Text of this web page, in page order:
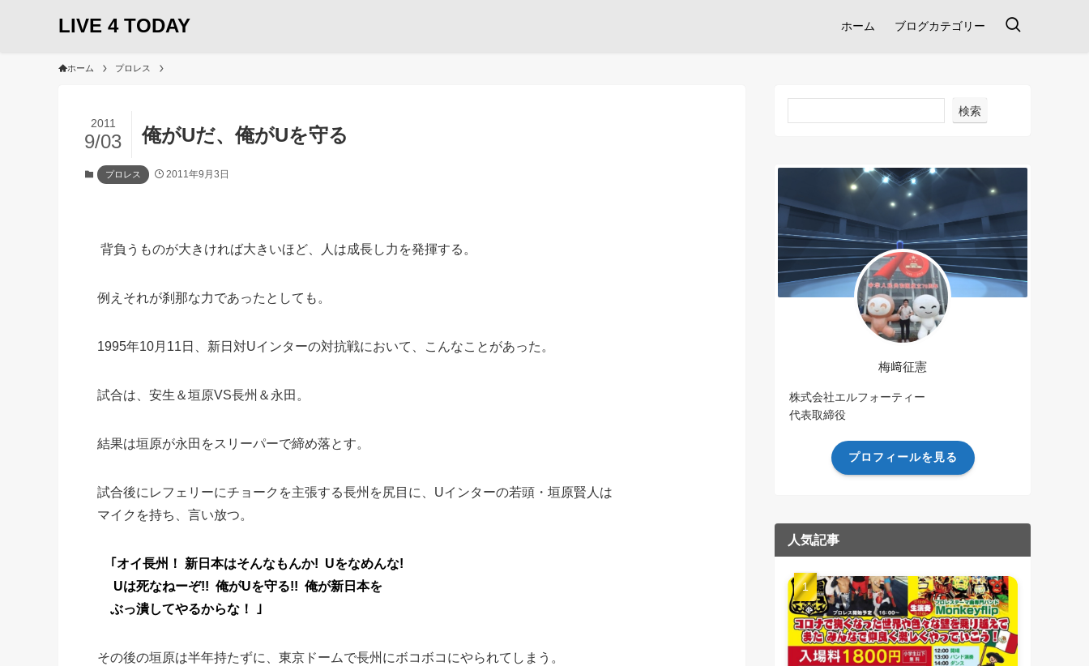
LIVE 4 TODAY ホーム ブログカテゴリー
ホーム プロレス
俺がUだ、俺がUを守る
2011
9/03
プロレス 2011年9月3日
背負うものが大きければ大きいほど、人は成長し力を発揮する。
例えそれが刹那な力であったとしても。
1995年10月11日、新日対Uインターの対抗戦において、こんなことがあった。
試合は、安生＆垣原VS長州＆永田。
結果は垣原が永田をスリーパーで締め落とす。
試合後にレフェリーにチョークを主張する長州を尻目に、Uインターの若頭・垣原賢人は
マイクを持ち、言い放つ。
｢オイ長州！ 新日本はそんなもんか! Uをなめんな!
Uは死なねーぞ!! 俺がUを守る!! 俺が新日本を
ぶっ潰してやるからな！ ｣
その後の垣原は半年持たずに、東京ドームで長州にボコボコにやられてしまう。
検索
梅﨑征憲
株式会社エルフォーティー
代表取締役
プロフィールを見る
人気記事